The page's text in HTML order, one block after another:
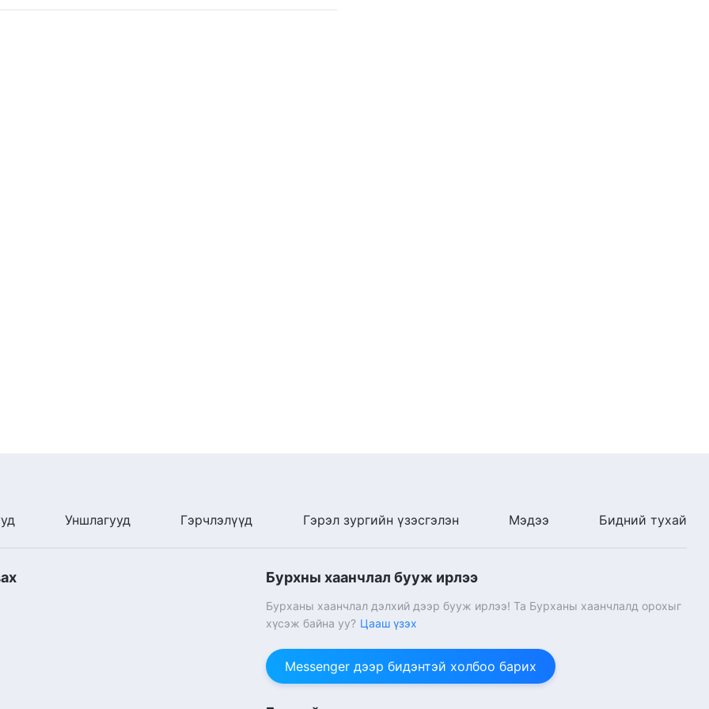
байсан ч Өөрийн гараар бүтээсэн хүмүүсийг
чармайж, аргагүй байдалд орж,
болно. Түүний цорын ганц тайвшрал нь найман
нь ойлгоогүй эсвэл ухаараагүй бөгөөд тэд
байсан. Тэр Өөрийн хязгаартаа хүрсний дараа
сүнсийг сэрээж байдаг. Энэ нь маргаангүй
Уншлагууд Гэрчлэлүүд Гэрэл зургийн үзэсгэлэн Мэдээ Бидний тухай
Бурхны хаанчлал бууж ирлээ
Бурханы хаанчлал дэлхий дээр бууж ирлээ! Та Бурханы хаанчлалд орохыг
хүсэж байна уу? Цааш үзэх
Messenger дээр бидэнтэй холбоо барих